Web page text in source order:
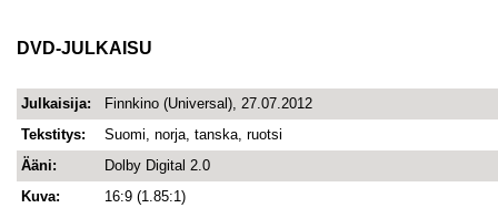
DVD-JULKAISU
Julkaisija:
Finnkino (Universal), 27.07.2012
Tekstitys:
Suomi, norja, tanska, ruotsi
Ääni:
Dolby Digital 2.0
Kuva:
16:9 (1.85:1)